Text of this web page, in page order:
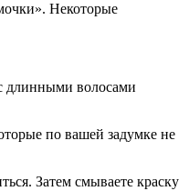
Некоторые
длинными волосами
по вашей задумке не
Затем смываете краску